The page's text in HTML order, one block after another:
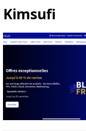
Kimsufi